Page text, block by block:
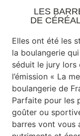
LES
DE
Elles ont été les
la boulangerie
séduit le jury lors
l’émission « La
boulangerie de
Parfaite pour les
goûter ou
barres vont vous